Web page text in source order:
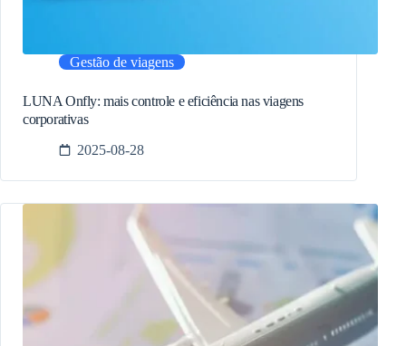
Gestão de viagens
LUNA Onfly: mais controle e eficiência nas viagens
corporativas
2025-08-28